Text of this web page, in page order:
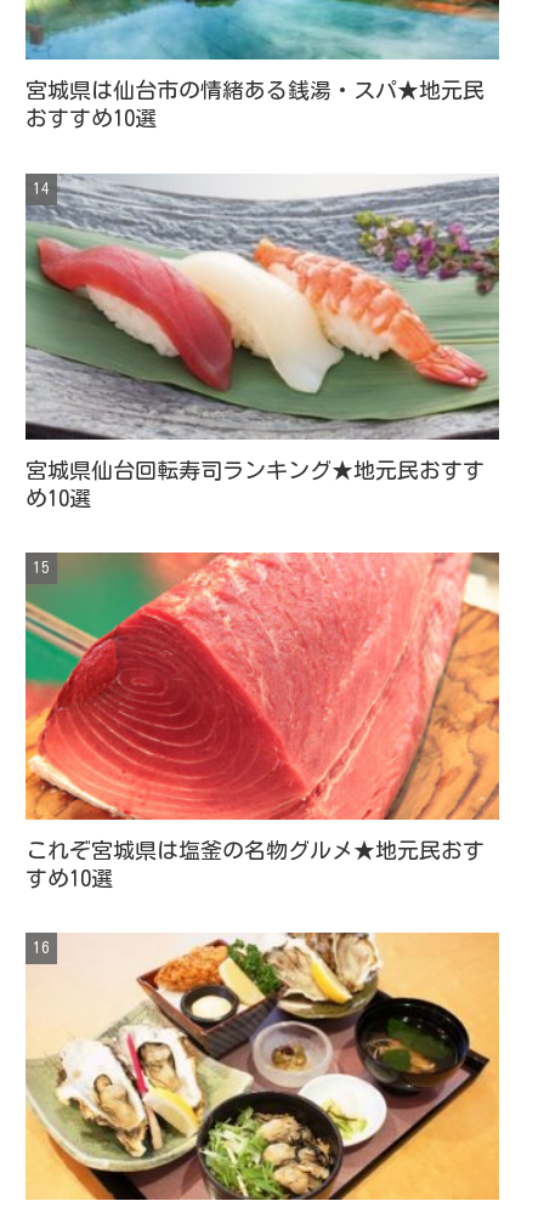
宮城県は仙台市の情緒ある銭湯・スパ★地元民
おすすめ10選
宮城県仙台回転寿司ランキング★地元民おすす
め10選
これぞ宮城県は塩釜の名物グルメ★地元民おす
すめ10選